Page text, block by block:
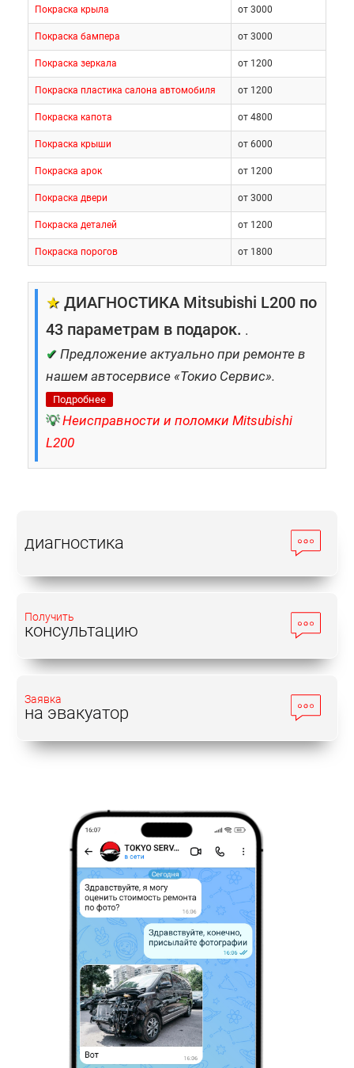
Покраска крыла от 3000
Покраска бампера от 3000
Покраска зеркала от 1200
Покраска пластика салона автомобиля от 1200
Покраска капота от 4800
Покраска крыши от 6000
Покраска арок от 1200
Покраска двери от 3000
Покраска деталей от 1200
Покраска порогов от 1800
★ ДИАГНОСТИКА Mitsubishi L200 по
43 параметрам в подарок. .
✔ Предложение актуально при ремонте в
нашем автосервисе «Токио Сервис».
Подробнее
💡 Неисправности и поломки Mitsubishi
L200
диагностика
Получить
консультацию
Заявка
на эвакуатор